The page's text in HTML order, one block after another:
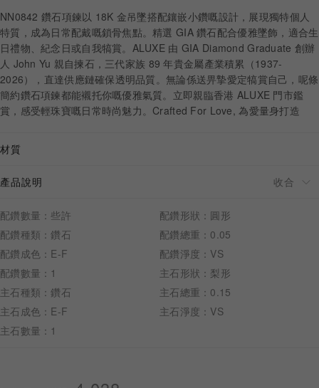
最新消息
婚禮護照
線上購物
預約來店
NN0842 鑽石項鍊以 18K 金吊墜搭配鑲嵌小鑽嘅設計，展現獨特個人
特質，成為日常配戴嘅鎖骨焦點。精選 GIA 鑽石配合優雅墜飾，適合生
日禮物、紀念日或自我犒賞。ALUXE 由 GIA Diamond Graduate 創辦
人 John Yu 親自揀石，三代家族 89 年貴金屬產業積累（1937-
2026），直達供應鏈確保透明品質。無論係送畀摯愛定犒賞自己，呢條
簡約鑽石項鍊都能襯托你嘅優雅氣質。立即親臨香港 ALUXE 門市鑑
賞，感受輕珠寶嘅日常時尚魅力。Crafted For Love, 為愛量身打造
材質
產品說明
配鑽數量：些許
配鑽形狀：圓形
配鑽種類：鑽石
配鑽總重：0.05
配鑽成色：E-F
配鑽淨度：VS
配鑽數量：1
主石形狀：梨形
主石種類：鑽石
主石總重：0.15
主石成色：E-F
主石淨度：VS
主石數量：1